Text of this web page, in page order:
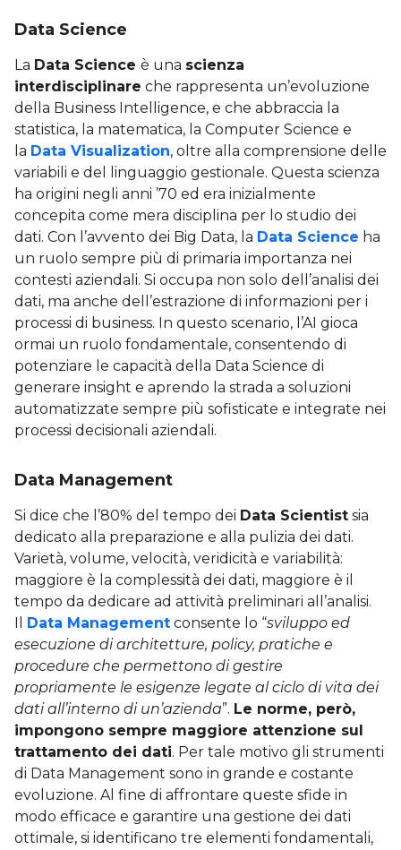
Data Science
La Data Science è una scienza
interdisciplinare che rappresenta un’evoluzione
della Business Intelligence, e che abbraccia la
statistica, la matematica, la Computer Science e
la Data Visualization, oltre alla comprensione delle
variabili e del linguaggio gestionale. Questa scienza
ha origini negli anni ’70 ed era inizialmente
concepita come mera disciplina per lo studio dei
dati. Con l’avvento dei Big Data, la Data Science ha
un ruolo sempre più di primaria importanza nei
contesti aziendali. Si occupa non solo dell’analisi dei
dati, ma anche dell’estrazione di informazioni per i
processi di business. In questo scenario, l’AI gioca
ormai un ruolo fondamentale, consentendo di
potenziare le capacità della Data Science di
generare insight e aprendo la strada a soluzioni
automatizzate sempre più sofisticate e integrate nei
processi decisionali aziendali.
Data Management
Si dice che l’80% del tempo dei Data Scientist sia
dedicato alla preparazione e alla pulizia dei dati.
Varietà, volume, velocità, veridicità e variabilità:
maggiore è la complessità dei dati, maggiore è il
tempo da dedicare ad attività preliminari all’analisi.
Il Data Management consente lo “sviluppo ed
esecuzione di architetture, policy, pratiche e
procedure che permettono di gestire
propriamente le esigenze legate al ciclo di vita dei
dati all’interno di un’azienda”. Le norme, però,
impongono sempre maggiore attenzione sul
trattamento dei dati. Per tale motivo gli strumenti
di Data Management sono in grande e costante
evoluzione. Al fine di affrontare queste sfide in
modo efficace e garantire una gestione dei dati
ottimale, si identificano tre elementi fondamentali,